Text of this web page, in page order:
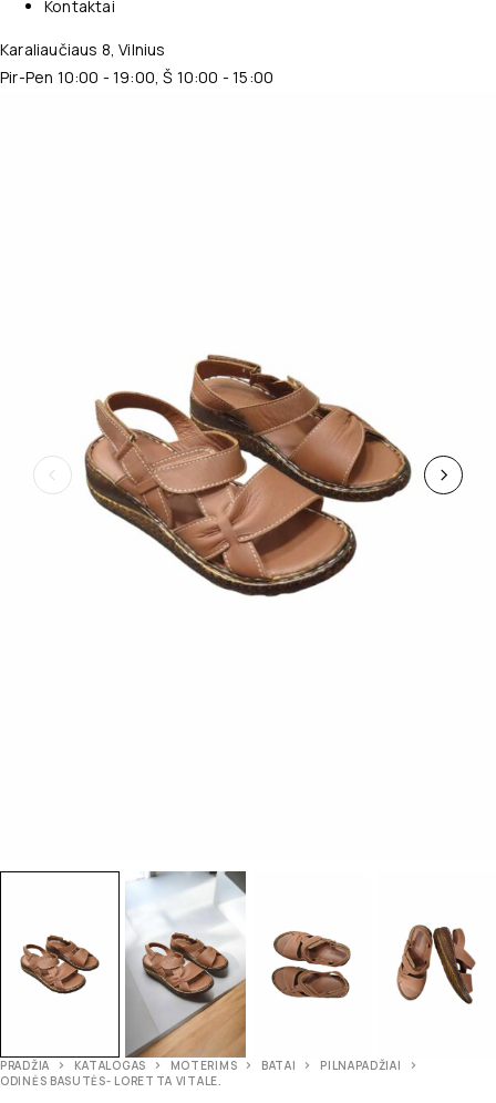
Kontaktai
Karaliaučiaus 8, Vilnius
Pir-Pen 10:00 - 19:00, Š 10:00 - 15:00
PRADŽIA KATALOGAS MOTERIMS BATAI
PILNAPADŽIAI
ODINĖS BASUTĖS- LORETTA VITALE.